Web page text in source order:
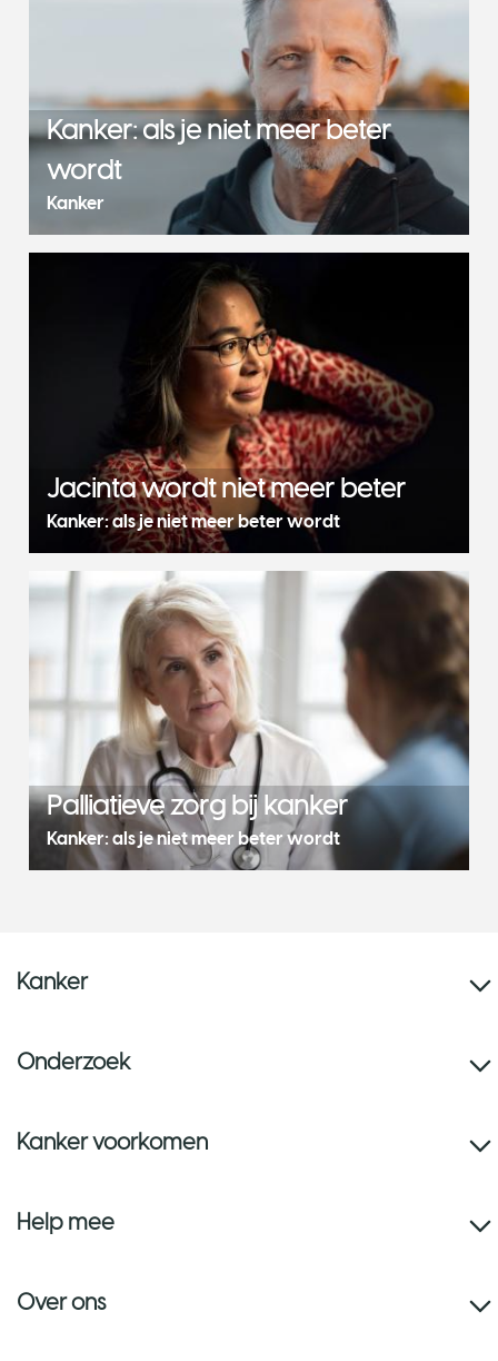
Kanker: als je niet meer beter
wordt
Kanker
Jacinta wordt niet meer beter
Kanker: als je niet meer beter wordt
Palliatieve zorg bij kanker
Kanker: als je niet meer beter wordt
Kanker
Onderzoek
Kanker voorkomen
Help mee
Over ons